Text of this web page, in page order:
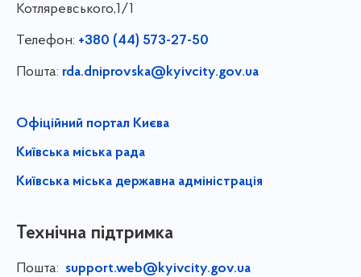
Котляревського,1/1
Телефон: +380 (44) 573-27-50
Пошта: rda.dniprovska@kyivcity.gov.ua
Офіційний портал Києва
Київська міська рада
Київська міська державна адміністрація
Технічна підтримка
Пошта: support.web@kyivcity.gov.ua